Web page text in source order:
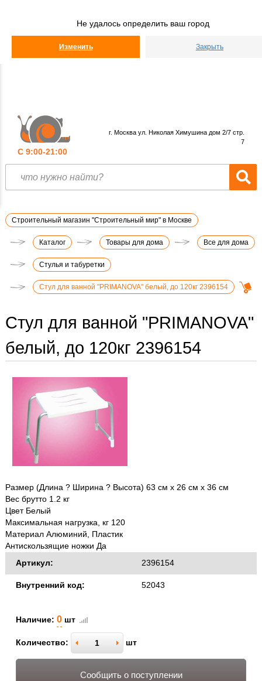
Не удалось определить ваш город
Изменить Закрыть
С 9:00-21:00
г. Москва ул. Николая Химушина дом 2/7 стр.
7
Строительный магазин "Строительный мир" в Москве
Каталог Товары для дома Все для дома
Стулья и табуретки
Стул для ванной "PRIMANOVA" белый, до 120кг 2396154
Стул для ванной "PRIMANOVA"
белый, до 120кг 2396154
Размер (Длина ? Ширина ? Высота) 63 см х 26 см х 36 см
Вес брутто 1.2 кг
Цвет Белый
Maксимальная нагрузка, кг 120
Материал Алюминий, Пластик
Антискользящие ножки Да
Артикул:
2396154
Внутренний код: 52043
Наличие: 0 шт
Количество: шт
Сообщить о поступлении